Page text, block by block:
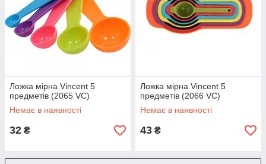
Ложка мірна Vincent 5
предметів (2065 VC)
Немає в наявності
32 ₴
Ложка мірна Vincent 5
предметів (2066 VC)
Немає в наявності
43 ₴